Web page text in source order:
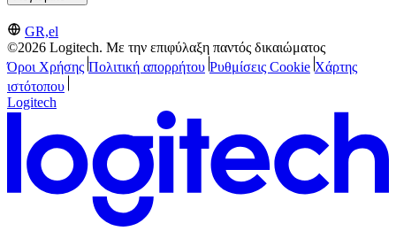
GR,el
©2026 Logitech. Με την επιφύλαξη παντός δικαιώματος
Όροι Χρήσης Πολιτική απορρήτου Ρυθμίσεις Cookie Χάρτης
ιστότοπου
Logitech